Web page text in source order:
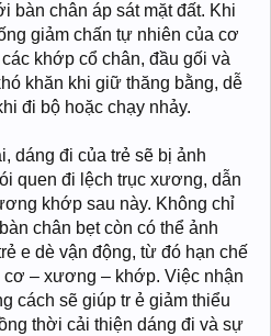
bàn chân áp sát mặt đất. Khi
giảm chấn tự nhiên của cơ
khớp cổ chân, đầu gối và
khăn khi giữ thăng bằng, dễ
đi bộ hoặc chạy nhảy.
dáng đi của trẻ sẽ bị ảnh
quen đi lệch trục xương, dẫn
khớp sau này. Không chỉ
chân bẹt còn có thể ảnh
e dè vận động, từ đó hạn chế
– xương – khớp. Việc nhận
cách sẽ giúp tr ẻ giảm thiểu
thời cải thiện dáng đi và sự